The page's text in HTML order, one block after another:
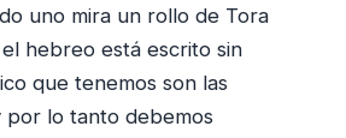
uno mira un rollo de Tora
hebreo está escrito sin
que tenemos son las
por lo tanto debemos